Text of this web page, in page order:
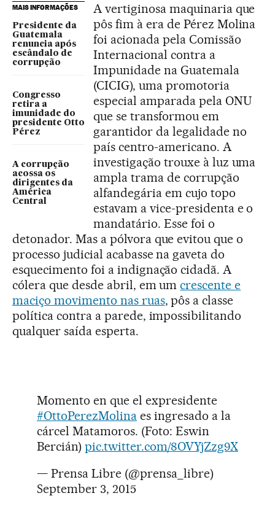
MAIS INFORMAÇÕES
Presidente da
Guatemala
renuncia após
escândalo de
corrupção
Congresso
retira a
imunidade do
presidente Otto
Pérez
A corrupção
acossa os
dirigentes da
América
Central
A vertiginosa maquinaria que
pôs fim à era de Pérez Molina
foi acionada pela Comissão
Internacional contra a
Impunidade na Guatemala
(CICIG), uma promotoria
especial amparada pela ONU
que se transformou em
garantidor da legalidade no
país centro-americano. A
investigação trouxe à luz uma
ampla trama de corrupção
alfandegária em cujo topo
estavam a vice-presidenta e o
mandatário. Esse foi o
detonador. Mas a pólvora que evitou que o
processo judicial acabasse na gaveta do
esquecimento foi a indignação cidadã. A
cólera que desde abril, em umcrescente e
maciço movimento nas ruas, pôs a classe
política contra a parede, impossibilitando
qualquer saída esperta.
Momento en que el expresidente
#OttoPerezMolina es ingresado a la
cárcel Matamoros. (Foto: Eswin
Bercián) pic.twitter.com/8OVYjZzg9X
— Prensa Libre (@prensa_libre)
September 3, 2015